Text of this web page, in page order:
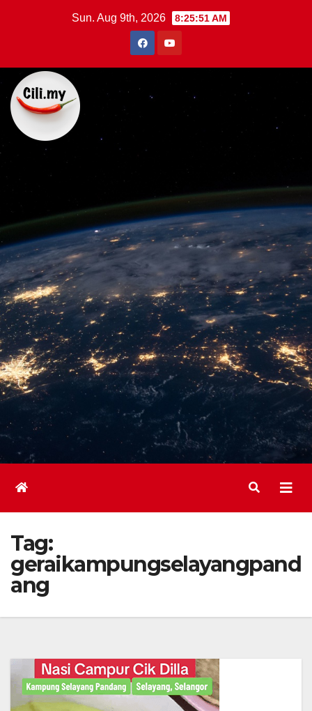
Sun. Aug 9th, 2026 8:25:52 AM
Tag:
geraikampungselayangpand
ang